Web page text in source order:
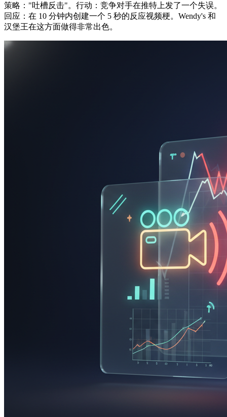
策略："吐槽反击"。行动：竞争对手在推特上发了一个失误。
回应：在 10 分钟内创建一个 5 秒的反应视频梗。Wendy's 和
汉堡王在这方面做得非常出色。